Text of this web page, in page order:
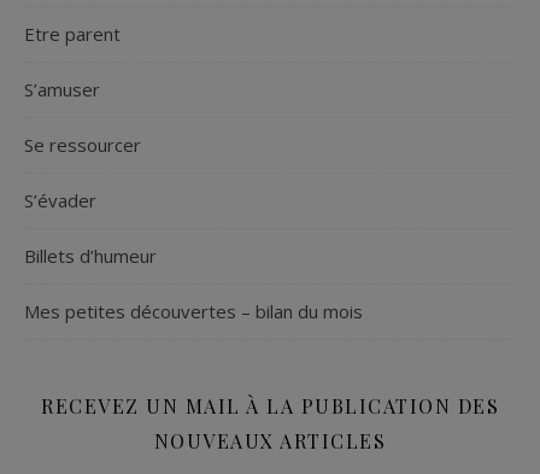
Etre parent
S’amuser
Se ressourcer
S’évader
Billets d’humeur
Mes petites découvertes – bilan du mois
RECEVEZ UN MAIL À LA PUBLICATION DES
NOUVEAUX ARTICLES